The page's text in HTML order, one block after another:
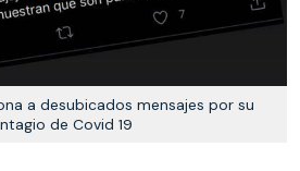
a desubicados mensajes por su
de Covid 19